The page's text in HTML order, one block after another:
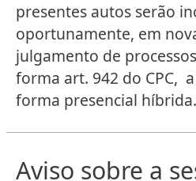
presentes autos serão
oportunamente, em
julgamento de
forma art. 942 do CPC,
forma presencial híbrida.
Aviso sobre a